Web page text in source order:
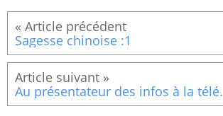
Sagesse chinoise :1
Au présentateur des infos à la télé.